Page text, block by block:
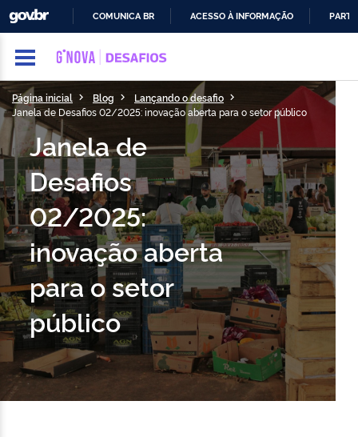
GOVBR
COMUNICA BR
ACESSO À INFORMAÇÃO
Página inicial Blog
Lançando o desafio
Janela de Desafios 02/2025: inovação aberta para o setor público
Janela de
Desafios
02/2025:
inovação aberta
para o setor
público